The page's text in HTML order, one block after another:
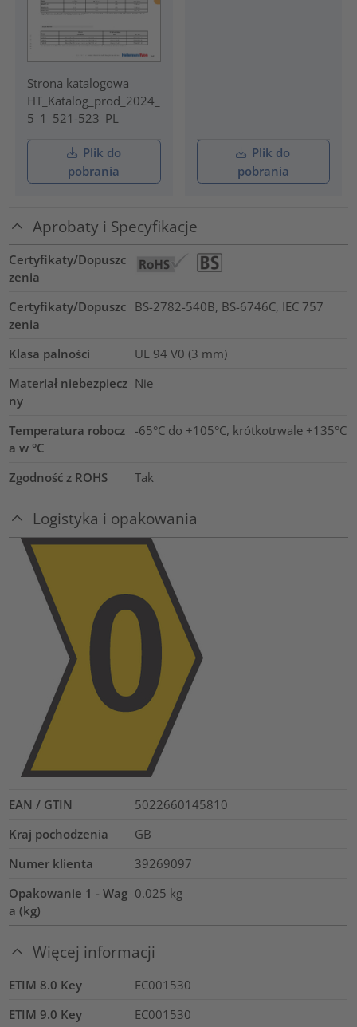
Strona katalogowa
HT_Katalog_prod_2024_
5_1_521-523_PL
Plik do
pobrania
Plik do
pobrania
Aprobaty i Specyfikacje
Certyfikaty/Dopuszc
zenia
Certyfikaty/Dopuszc
zenia
BS-2782-540B, BS-6746C, IEC 757
Klasa palności
UL 94 V0 (3 mm)
Materiał niebezpiecz
ny
Nie
Temperatura robocz
a w °C
-65°C do +105°C, krótkotrwale +135°C
Zgodność z ROHS Tak
Logistyka i opakowania
EAN / GTIN
5022660145810
Kraj pochodzenia
GB
Numer klienta
39269097
Opakowanie 1 - Wag
a (kg)
0.025 kg
Więcej informacji
ETIM 8.0 Key
EC001530
ETIM 9.0 Key
EC001530